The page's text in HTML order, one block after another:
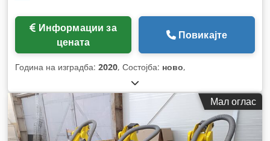
цената
Повикајте
Година на изградба: 2020, Состојба: ново,
Мал оглас